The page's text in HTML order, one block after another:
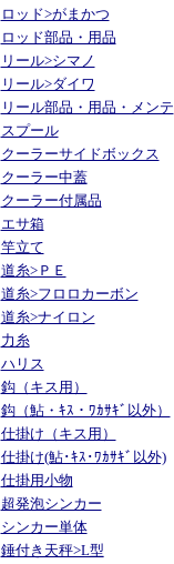
ロッド>がまかつ
ロッド部品・用品
リール>シマノ
リール>ダイワ
リール部品・用品・メンテ
スプール
クーラーサイドボックス
クーラー中蓋
クーラー付属品
エサ箱
竿立て
道糸>ＰＥ
道糸>フロロカーボン
道糸>ナイロン
力糸
ハリス
鈎（キス用）
鈎（鮎・ｷｽ・ﾜｶｻｷﾞ以外）
仕掛け（キス用）
仕掛け(鮎･ｷｽ･ﾜｶｻｷﾞ以外)
仕掛用小物
超発泡シンカー
シンカー単体
錘付き天秤>L型